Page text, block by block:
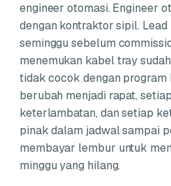
engineer otomasi. Engineer
dengan kontraktor sipil.
seminggu sebelum
menemukan kabel tray
tidak cocok dengan program
berubah menjadi rapat,
keterlambatan, dan setiap
pinak dalam jadwal sampai
membayar lembur untuk
minggu yang hilang.